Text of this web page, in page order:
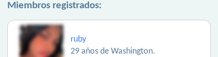
Miembros registrados:
ruby
29 años de Washington.